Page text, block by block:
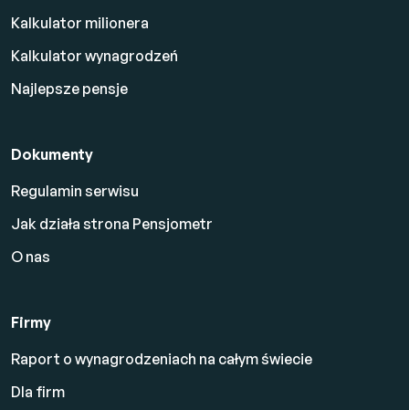
Kalkulator milionera
Kalkulator wynagrodzeń
Najlepsze pensje
Dokumenty
Regulamin serwisu
Jak działa strona Pensjometr
O nas
Firmy
Raport o wynagrodzeniach na całym świecie
Dla firm